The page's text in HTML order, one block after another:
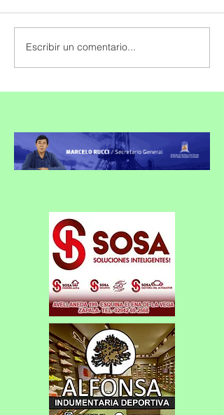
Escribir un comentario...